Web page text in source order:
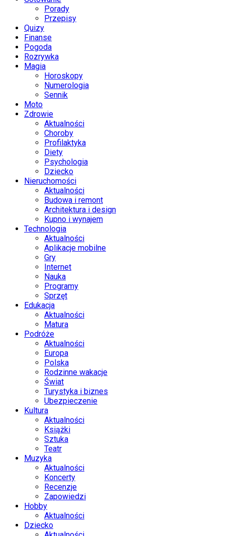
Porady
Przepisy
Quizy
Finanse
Pogoda
Rozrywka
Magia
Horoskopy
Numerologia
Sennik
Moto
Zdrowie
Aktualności
Choroby
Profilaktyka
Diety
Psychologia
Dziecko
Nieruchomości
Aktualności
Budowa i remont
Architektura i design
Kupno i wynajem
Technologia
Aktualności
Aplikacje mobilne
Gry
Internet
Nauka
Programy
Sprzęt
Edukacja
Aktualności
Matura
Podróże
Aktualności
Europa
Polska
Rodzinne wakacje
Świat
Turystyka i biznes
Ubezpieczenie
Kultura
Aktualności
Książki
Sztuka
Teatr
Muzyka
Aktualności
Koncerty
Recenzje
Zapowiedzi
Hobby
Aktualności
Dziecko